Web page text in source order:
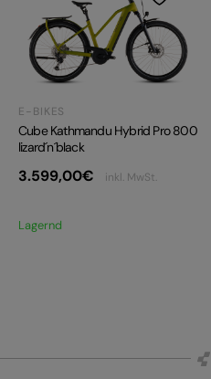
E-BIKES
Cube Kathmandu Hybrid Pro 800
lizard´n´black
3.599,00€ inkl. MwSt.
Lagernd